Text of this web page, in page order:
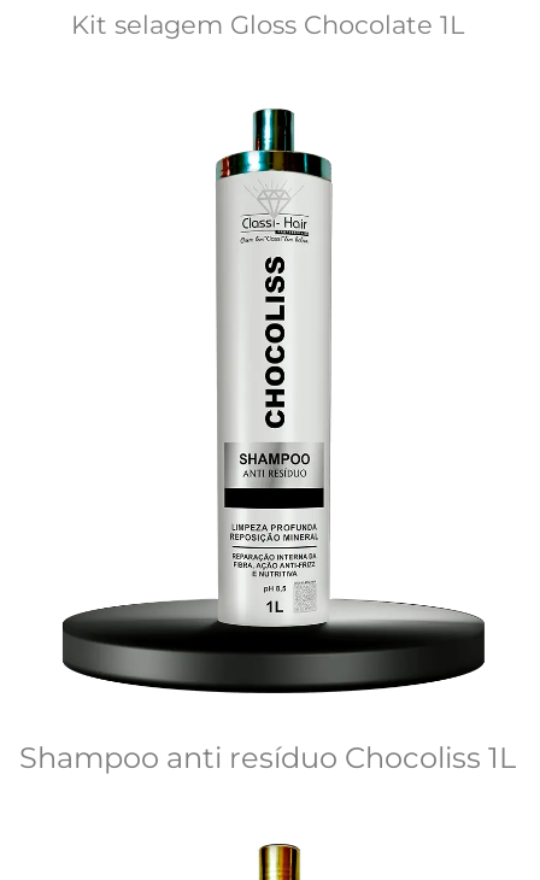
Kit selagem Gloss Chocolate 1L
Shampoo anti resíduo Chocoliss 1L